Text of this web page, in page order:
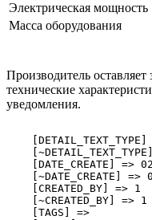
Электрическая мощность
Масса оборудования
Производитель оставляет
технические
уведомления.